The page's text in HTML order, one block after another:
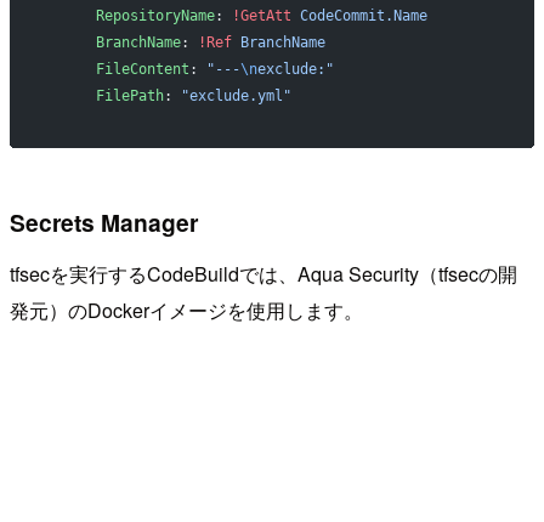
      RepositoryName
: !GetAtt CodeCommit.Name
      BranchName
: !Ref BranchName
      FileContent
: "---\nexclude:"
      FilePath
: "exclude.yml"
Secrets Manager
tfsecを実行するCodeBuildでは、Aqua Security（tfsecの開
発元）のDockerイメージを使用します。